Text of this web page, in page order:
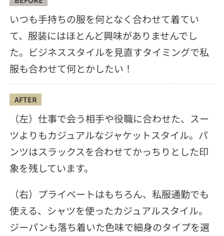
いつも手持ちの服を何となく合わせて着てい
て、服装にはほとんど興味がありませんでし
た。ビジネススタイルを見直すタイミングで私
服も合わせて何とかしたい！
AFTER
（左）仕事で会う相手や役職に合わせた、スー
ツよりもカジュアルなジャケットスタイル。パ
ンツはスラックスを合わせてかっちりとした印
象を残しています。
（右）プライベートはもちろん、私服通勤でも
使える、シャツを使ったカジュアルスタイル。
ジーパンも落ち着いた色味で細身のタイプを選